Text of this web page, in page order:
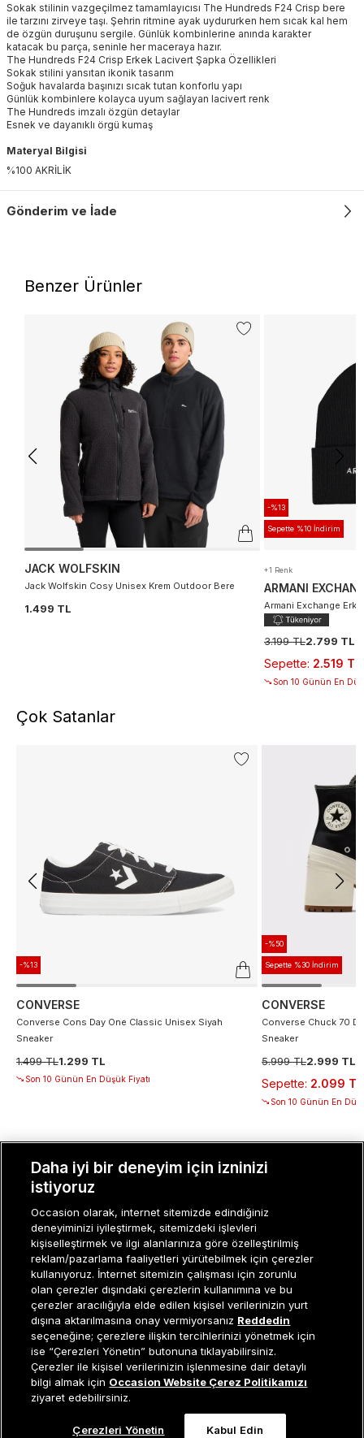
Sepete Ekle
Sokak stilinin vazgeçilmez tamamlayıcısı The Hundreds F24 Crisp bere
ile tarzını zirveye taşı. Şehrin ritmine ayak uydururken hem sıcak kal hem
de özgün duruşunu sergile. Günlük kombinlerine anında karakter
katacak bu parça, seninle her maceraya hazır.
The Hundreds F24 Crisp Erkek Lacivert Şapka Özellikleri
Sokak stilini yansıtan ikonik tasarım
Soğuk havalarda başınızı sıcak tutan konforlu yapı
Günlük kombinlere kolayca uyum sağlayan lacivert renk
The Hundreds imzalı özgün detaylar
Esnek ve dayanıklı örgü kumaş
Materyal Bilgisi
%100 AKRİLİK
Gönderim ve İade
Benzer Ürünler
JACK WOLFSKIN
Jack Wolfskin Cosy Unisex Krem Outdoor Bere
1.499 TL
-%13
Sepette %10 İndirim
+1 Renk
ARMANI
Armani Exchange
3.199 TL2.799 TL
Sepette: 2.519 TL
Son 10 Günün En
Çok Satanlar
-%13
CONVERSE
Converse Cons Day One Classic Unisex Siyah
Sneaker
1.499 TL1.299 TL
Son 10 Günün En Düşük Fiyatı
-%50
Sepette %30 İndirim
CONVERSE
Converse Chuck 70
Sneaker
5.999 TL2.999 TL
Sepette: 2.099 TL
Son 10 Günün En
Müşteri İlişkileri0 850 800 01 20
MÜŞTERI İLIŞKILERI
KURUMSAL
KADIN KATEGORILER
GRUP MARKALAR
ERKEK KATEGORILER
Daha iyi bir deneyim için izninizi
istiyoruz
Occasion olarak, internet sitemizde edindiğiniz
deneyiminizi iyileştirmek, sitemizdeki işlevleri
kişiselleştirmek ve ilgi alanlarınıza göre özelleştirilmiş
reklam/pazarlama faaliyetleri yürütebilmek için çerezler
kullanıyoruz. İnternet sitemizin çalışması için zorunlu
olan çerezler dışındaki çerezlerin kullanımına ve bu
çerezler aracılığıyla elde edilen kişisel verilerinizin yurt
dışına aktarılmasına onay vermiyorsanız Reddedin
seçeneğine; çerezlere ilişkin tercihlerinizi yönetmek için
ise “Çerezleri Yönetin” butonuna tıklayabilirsiniz.
Çerezler ile kişisel verilerinizin işlenmesine dair detaylı
bilgi almak için Occasion Website Çerez Politikamızı
ziyaret edebilirsiniz.
Çerezleri Yönetin Kabul Edin